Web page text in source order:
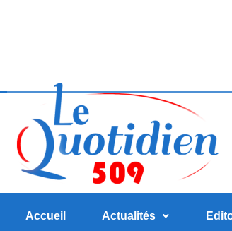
Accueil Actualités